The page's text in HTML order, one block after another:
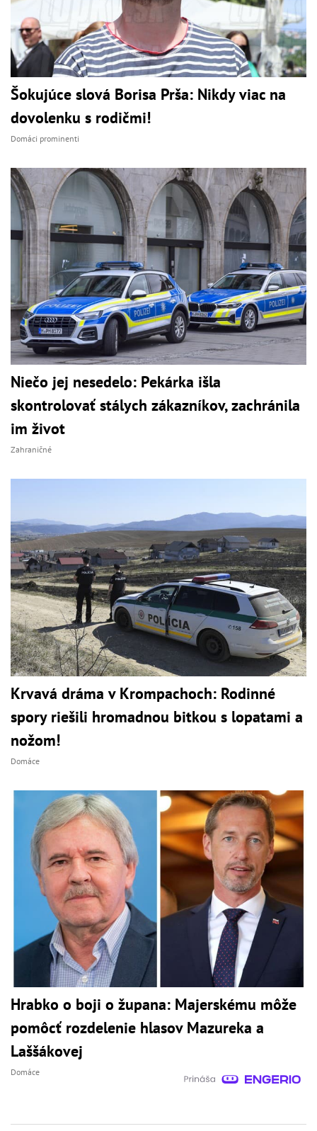
Šokujúce slová Borisa Prša: Nikdy viac na
dovolenku s rodičmi!
Domáci prominenti
Niečo jej nesedelo: Pekárka išla
skontrolovať stálych zákazníkov, zachránila
im život
Zahraničné
Krvavá dráma v Krompachoch: Rodinné
spory riešili hromadnou bitkou s lopatami a
nožom!
Domáce
Hrabko o boji o župana: Majerskému môže
pomôcť rozdelenie hlasov Mazureka a
Laššákovej
Domáce